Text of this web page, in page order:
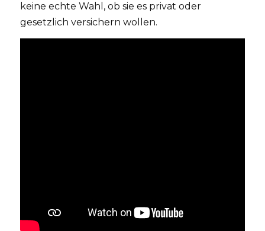
keine echte Wahl, ob sie es privat oder
gesetzlich versichern wollen.